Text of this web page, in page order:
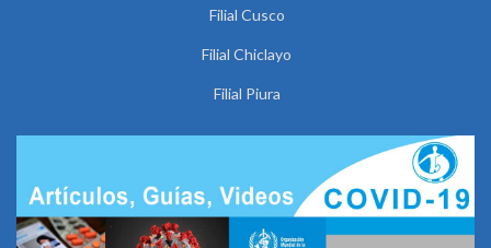
Filial Cusco
Filial Chiclayo
Filial Piura